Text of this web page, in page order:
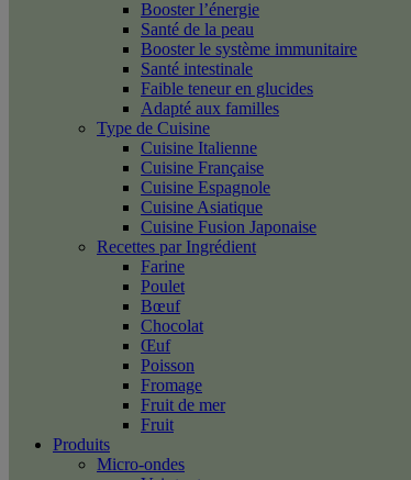
Booster l’énergie
Santé de la peau
Booster le système immunitaire
Santé intestinale
Faible teneur en glucides
Adapté aux familles
Type de Cuisine
Cuisine Italienne
Cuisine Française
Cuisine Espagnole
Cuisine Asiatique
Cuisine Fusion Japonaise
Recettes par Ingrédient
Farine
Poulet
Bœuf
Chocolat
Œuf
Poisson
Fromage
Fruit de mer
Fruit
Produits
Micro-ondes